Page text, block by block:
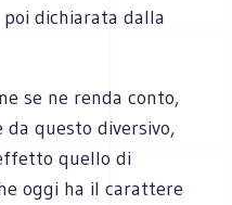
dichiarata dalla
se ne renda conto,
questo diversivo,
quello di
oggi ha il carattere